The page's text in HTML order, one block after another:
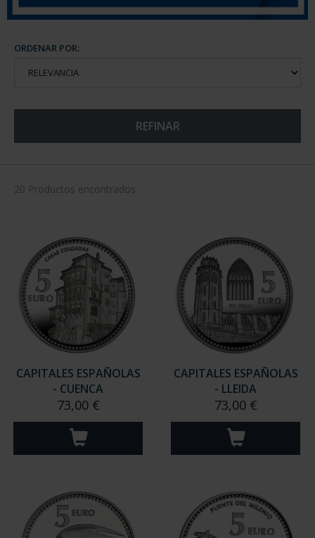
ORDENAR POR:
REFINAR
20 Productos encontrados
CAPITALES ESPAÑOLAS
- CUENCA
73,00 €
CAPITALES ESPAÑOLAS
- LLEIDA
73,00 €